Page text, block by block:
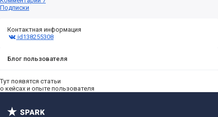
Подписки
Контактная информация
id138255308
Блог пользователя
Тут появятся статьи
о кейсах и опыте пользователя